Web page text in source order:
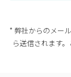
* 弊社からのメー
ら送信されます